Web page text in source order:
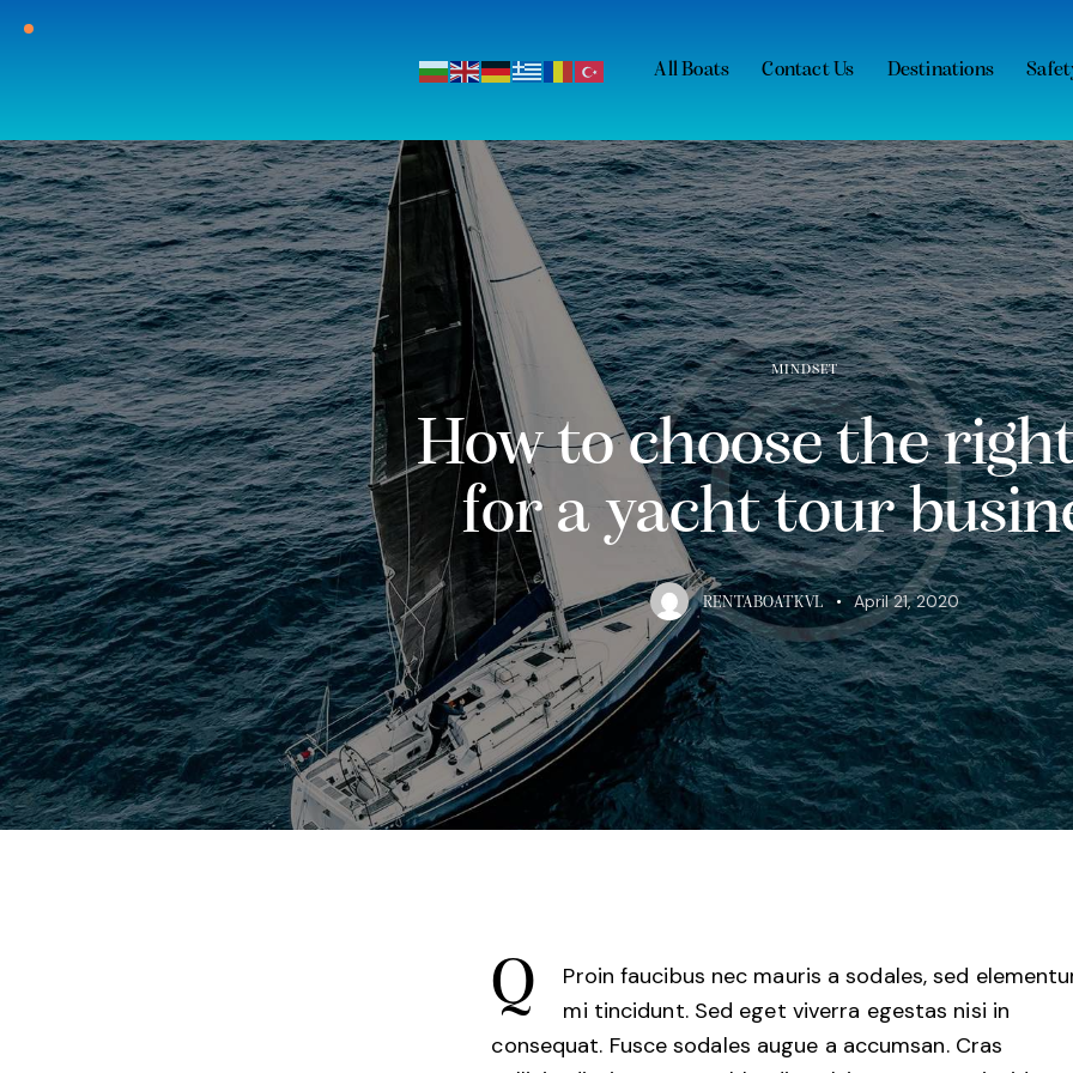
All Boats Contact Us Destinations
MINDSET
How to choose the
for a yacht tour
RENTABOATKVL April 21, 2020
Q
Proin faucibus nec mauris a sodales, sed
mi tincidunt. Sed eget viverra egestas nisi in
consequat. Fusce sodales augue a accumsan. Cras